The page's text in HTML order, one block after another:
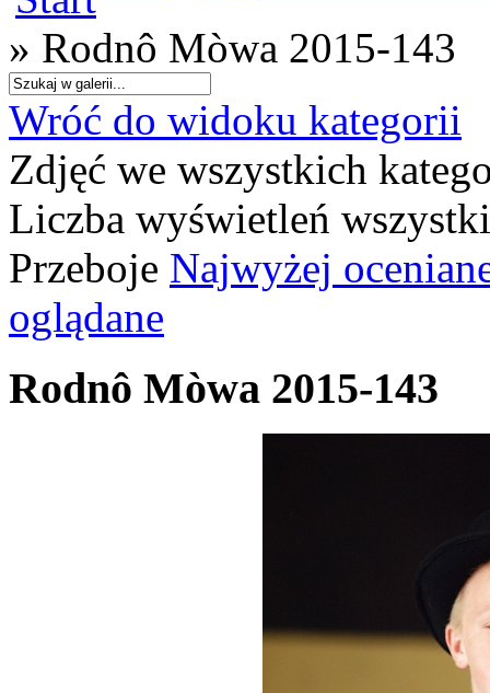
» Rodnô Mòwa 2015-143
Wróć do widoku kategorii
Zdjęć we wszystkich
Liczba wyświetleń
Przeboje Najwyżej
oglądane
Rodnô Mòwa 2015-143